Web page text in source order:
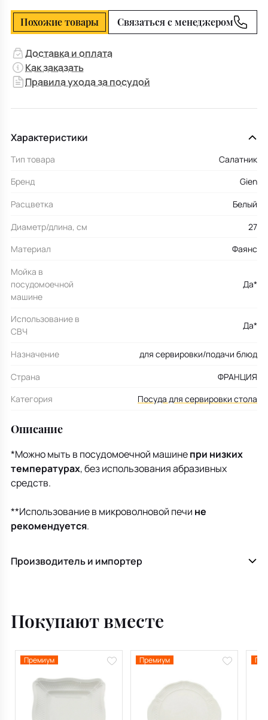
Похожие товары Связаться с менеджером
Доставка и оплата
Как заказать
Правила ухода за посудой
Характеристики
Тип товара
Салатник
Бренд
Gien
Расцветка
Белый
Диаметр/длина, см
27
Материал
Фаянс
Мойка в
посудомоечной
машине
Да*
Использование в
СВЧ
Да*
Назначение
для сервировки/подачи блюд
Страна
ФРАНЦИЯ
Категория
Посуда для сервировки стола
Описание
*Можно мыть в посудомоечной машинепри низких
температурах, без использования абразивных
средств.
**Использование в микроволновой печи не
рекомендуется.
Производитель и импортер
Покупают вместе
Премиум Премиум